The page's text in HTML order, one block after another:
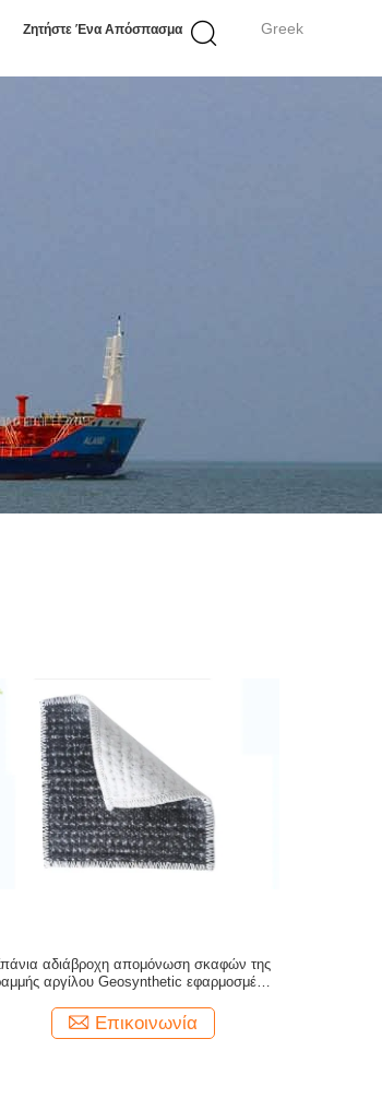
Greek
Ζητήστε Ένα Απόσπασμα
αδιάβροχη απομόνωση σκαφών της
αργίλου Geosynthetic εφαρμοσμένης
Επικοινωνία